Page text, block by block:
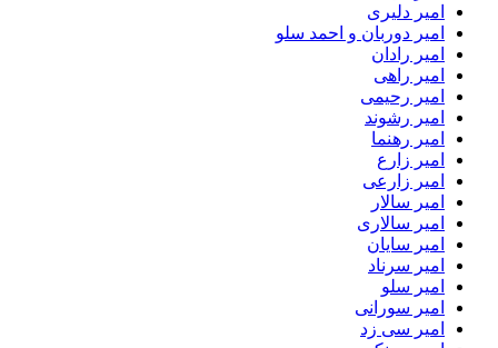
امیر دلیری
امیر دوربان و احمد سلو
امیر رادان
امیر راهی
امیر رحیمی
امیر رشوند
امیر رهنما
امیر زارع
امیر زارعی
امیر سالار
امیر سالاری
امیر سایان
امیر سرناد
امیر سلو
امیر سورانی
امیر سی زد